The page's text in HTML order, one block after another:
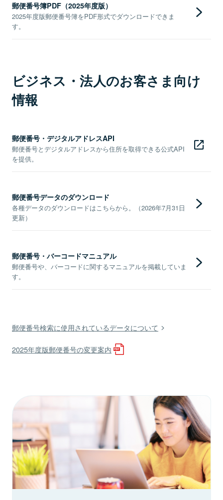
郵便番号簿PDF（2025年度版）
2025年度版郵便番号簿をPDF形式でダウンロードできま
す。
ビジネス・法人のお客さま向け
情報
郵便番号・デジタルアドレスAPI
郵便番号とデジタルアドレスから住所を取得できる公式API
を提供。
郵便番号データのダウンロード
各種データのダウンロードはこちらから。（2026年7月31日
更新）
郵便番号・バーコードマニュアル
郵便番号や、バーコードに関するマニュアルを掲載していま
す。
郵便番号検索に使用されているデータについて
2025年度版郵便番号の変更案内